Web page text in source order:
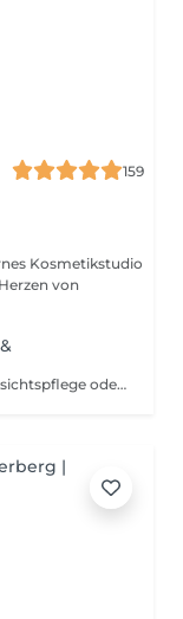
159
Kosmetikstudio
von
Du bist unzufrieden mit deiner aktuellen Gesichtspflege oder möchtest deine Routine an deine Hautbedürfnisse anpassen? Dann ist dieser Termin genau richtig für dich. In einer ca. 30-minütigen Pflegeberatung schauen wir uns gemeinsam an, was deine Haut braucht und welche Produkte aus unserem Clean Beauty Sortiment perfekt zu dir passen. Wir nehmen uns Zeit, hören zu und empfehlen dir eine Pflege, die nicht nur zu deinem Hauttyp passt, sondern dich auch langfristig unterstützt für eine gesunde, strahlende Haut. Die Beratung kostet 50 Euro, wird dir aber bei einem Produktkauf ab 50 Euro vollständig angerechnet. Das heißt: Wenn du dich für passende Produkte entscheidest, ist dieser Termin für dich kostenlos. Die empfohlene Pflege kannst du direkt im Anschluss mitnehmen und direkt in deinen Alltag integrieren.